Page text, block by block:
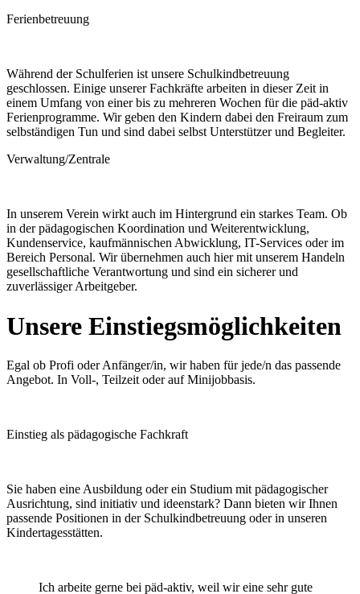
Ferienbetreuung
Während der Schulferien ist unsere Schulkindbetreuung
geschlossen. Einige unserer Fachkräfte arbeiten in dieser Zeit in
einem Umfang von einer bis zu mehreren Wochen für die päd-aktiv
Ferienprogramme. Wir geben den Kindern dabei den Freiraum zum
selbständigen Tun und sind dabei selbst Unterstützer und Begleiter.
Verwaltung/Zentrale
In unserem Verein wirkt auch im Hintergrund ein starkes Team. Ob
in der pädagogischen Koordination und Weiterentwicklung,
Kundenservice, kaufmännischen Abwicklung, IT-Services oder im
Bereich Personal. Wir übernehmen auch hier mit unserem Handeln
gesellschaftliche Verantwortung und sind ein sicherer und
zuverlässiger Arbeitgeber.
Unsere Einstiegsmöglichkeiten
Egal ob Profi oder Anfänger/in, wir haben für jede/n das passende
Angebot. In Voll-, Teilzeit oder auf Minijobbasis.
Einstieg als pädagogische Fachkraft
Sie haben eine Ausbildung oder ein Studium mit pädagogischer
Ausrichtung, sind initiativ und ideenstark? Dann bieten wir Ihnen
passende Positionen in der Schulkindbetreuung oder in unseren
Kindertagesstätten.
Ich arbeite gerne bei päd-aktiv, weil wir eine sehr gute